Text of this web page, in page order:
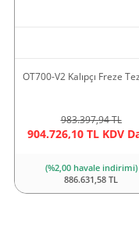
OT700-V2 Kalıpçı Freze
983.397,94 TL
904.726,10 TL KDV
(%2,00 havale indirimi)
886.631,58 TL